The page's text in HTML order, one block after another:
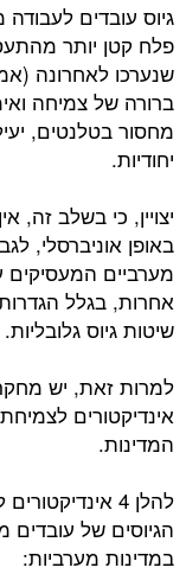
גיוס עובדים לעבודה
פלח קטן יותר
ברורה של צמיחה
מחסור בטלנטים,
יחודיות.
יצויין, כי בשלב זה,
באופן אוניברסלי,
מערביים המעסיקים
אחרות, בגלל
שיטות גיוס גלובליות.
למרות זאת, יש
אינדיקטורים
המדינות.
להלן 4
הגיוסים של
במדינות מערביות: